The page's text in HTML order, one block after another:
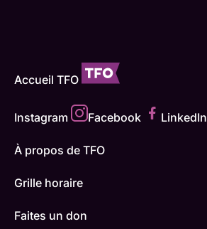
Accueil TFO
Instagram Facebook LinkedIn
À propos de TFO
Grille horaire
Faites un don